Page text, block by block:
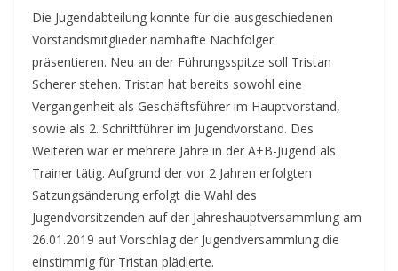
Die Jugendabteilung konnte für die ausgeschiedenen
Vorstandsmitglieder namhafte Nachfolger
präsentieren. Neu an der Führungsspitze soll Tristan
Scherer stehen. Tristan hat bereits sowohl eine
Vergangenheit als Geschäftsführer im Hauptvorstand,
sowie als 2. Schriftführer im Jugendvorstand. Des
Weiteren war er mehrere Jahre in der A+B-Jugend als
Trainer tätig. Aufgrund der vor 2 Jahren erfolgten
Satzungsänderung erfolgt die Wahl des
Jugendvorsitzenden auf der Jahreshauptversammlung am
26.01.2019 auf Vorschlag der Jugendversammlung die
einstimmig für Tristan plädierte.